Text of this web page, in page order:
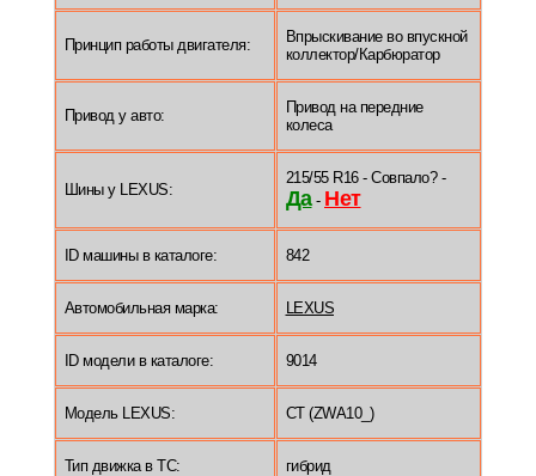
Принцип работы двигателя:
Впрыскивание во впускной
коллектор/Карбюратор
Привод у авто:
Привод на передние
колеса
Шины у LEXUS:
215/55 R16 - Совпало? -
Да- Нет
ID машины в каталоге: 842
Автомобильная марка: LEXUS
ID модели в каталоге: 9014
Модель LEXUS: CT (ZWA10_)
Тип движка в ТС: гибрид